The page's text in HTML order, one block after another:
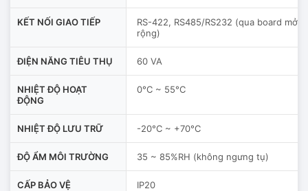
KẾT NỐI GIAO TIẾP
RS-422, RS485/RS232 (qua board mở
rộng)
ĐIỆN NĂNG TIÊU THỤ 60 VA
NHIỆT ĐỘ HOẠT
ĐỘNG
0°C ~ 55°C
NHIỆT ĐỘ LƯU TRỮ -20°C ~ +70°C
ĐỘ ẨM MÔI TRƯỜNG 35 ~ 85%RH (không ngưng tụ)
CẤP BẢO VỆ IP20